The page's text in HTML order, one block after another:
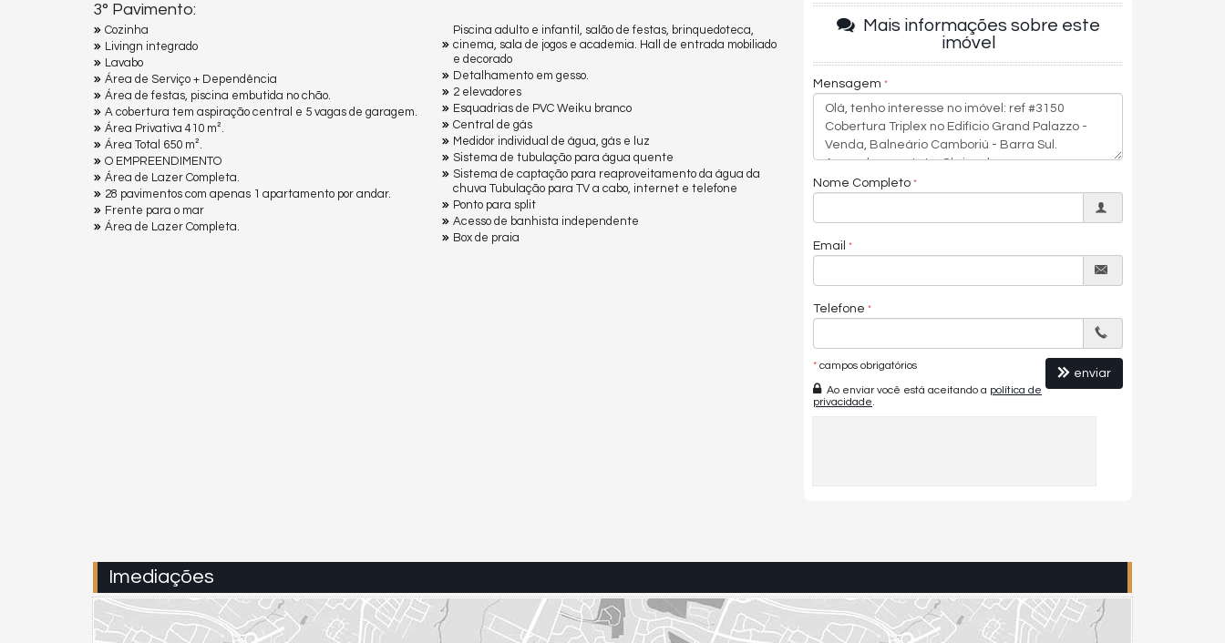
3° Pavimento:
Cozinha
Livingn integrado
Lavabo
Área de Serviço + Dependência
Área de festas, piscina embutida no chão.
A cobertura tem aspiração central e 5 vagas de garagem.
Área Privativa 410 m².
Área Total 650 m².
O EMPREENDIMENTO
Área de Lazer Completa.
28 pavimentos com apenas 1 apartamento por andar.
Frente para o mar
Área de Lazer Completa.
Piscina adulto e infantil, salão de festas, brinquedoteca,
cinema, sala de jogos e academia. Hall de entrada mobiliado
e decorado
Detalhamento em gesso.
2 elevadores
Esquadrias de PVC Weiku branco
Central de gás
Medidor individual de água, gás e luz
Sistema de tubulação para água quente
Sistema de captação para reaproveitamento da água da
chuva Tubulação para TV a cabo, internet e telefone
Ponto para split
Acesso de banhista independente
Box de praia
Mais informações sobre este
imóvel
Mensagem
Nome Completo
Email
Telefone
* campos obrigatórios
Ao enviar você está aceitando a política de
privacidade
enviar
Imediações